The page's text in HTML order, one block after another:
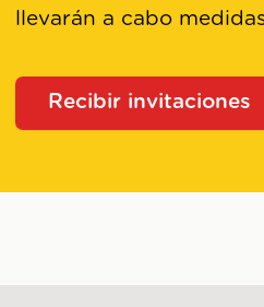
llevarán a cabo
Recibir invitaciones